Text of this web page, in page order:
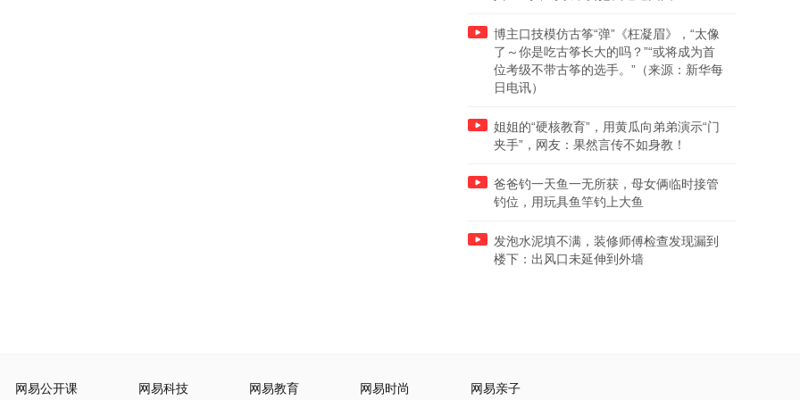
博主口技模仿古筝“弹”《枉凝眉》，“太像
了～你是吃古筝长大的吗？”“或将成为首
位考级不带古筝的选手。”（来源：新华每
日电讯）
姐姐的“硬核教育”，用黄瓜向弟弟演示“门
夹手”，网友：果然言传不如身教！
爸爸钓一天鱼一无所获，母女俩临时接管
钓位，用玩具鱼竿钓上大鱼
发泡水泥填不满，装修师傅检查发现漏到
楼下：出风口未延伸到外墙
网易公开课 网易科技 网易教育 网易时尚 网易亲子